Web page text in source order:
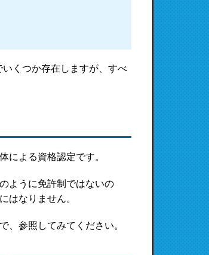
くつか存在しますが、すべ
による資格認定です。
ように免許制ではないの
はなりません。
、参照してみてください。